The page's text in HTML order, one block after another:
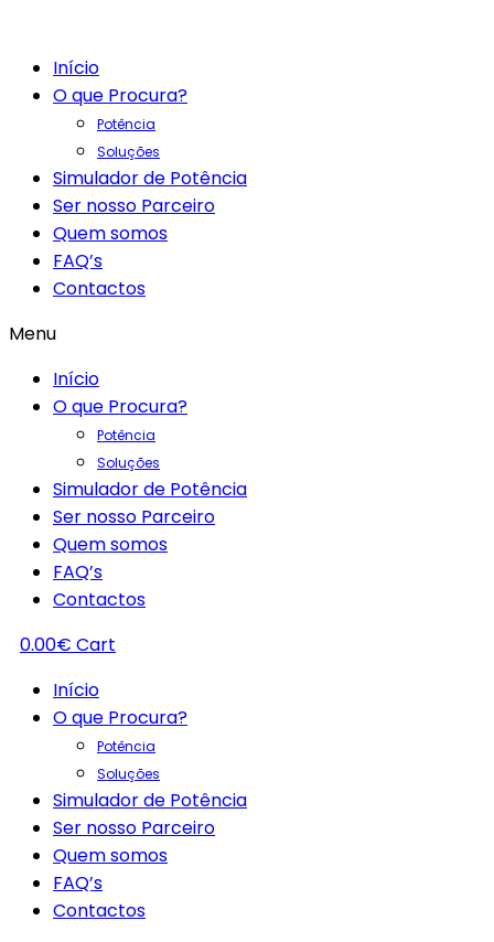
Início
O que Procura?
Potência
Soluções
Simulador de Potência
Ser nosso Parceiro
Quem somos
FAQ’s
Contactos
Menu
Início
O que Procura?
Potência
Soluções
Simulador de Potência
Ser nosso Parceiro
Quem somos
FAQ’s
Contactos
0.00€ Cart
Início
O que Procura?
Potência
Soluções
Simulador de Potência
Ser nosso Parceiro
Quem somos
FAQ’s
Contactos